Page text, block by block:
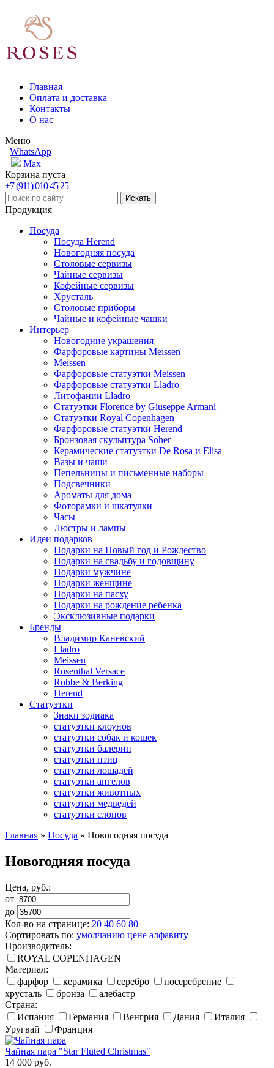
Главная
Оплата и доставка
Контакты
О нас
Меню
WhatsApp
Max
Корзина пуста
+7 (911) 010 45 25
Продукция
Посуда
Посуда Herend
Новогодняя посуда
Столовые сервизы
Чайные сервизы
Кофейные сервизы
Хрусталь
Столовые приборы
Чайные и кофейные чашки
Интерьер
Новогодние украшения
Фарфоровые картины Meissen
Meissen
Фарфоровые статуэтки Meissen
Фарфоровые статуэтки Lladro
Литофании Lladro
Статуэтки Florence by Giuseppe Armani
Статуэтки Royal Copenhagen
Фарфоровые статуэтки Herend
Бронзовая скульптура Soher
Керамические статуэтки De Rosa и Elisa
Вазы и чаши
Пепельницы и письменные наборы
Подсвечники
Ароматы для дома
Фоторамки и шкатулки
Часы
Люстры и лампы
Идеи подарков
Подарки на Новый год и Рождество
Подарки на свадьбу и годовщину
Подарки мужчине
Подарки женщине
Подарки на пасху
Подарки на рождение ребенка
Эксклюзивные подарки
Бренды
Владимир Каневский
Lladro
Meissen
Rosenthal Versace
Robbe & Berking
Herend
Статуэтки
Знаки зодиака
статуэтки клоунов
статуэтки собак и кошек
статуэтки балерин
статуэтки птиц
статуэтки лошадей
статуэтки ангелов
статуэтки животных
статуэтки медведей
статуэтки слонов
Главная » Посуда » Новогодняя посуда
Новогодняя посуда
Цена, руб.:
от
до
Кол-во на странице: 20 40 60 80
Сортировать по: умолчанию цене алфавиту
Производитель:
ROYAL COPENHAGEN
Материал:
фарфор
керамика серебро
посеребрение
хрусталь
бронза
алебастр
Страна:
Испания
Германия Венгрия Дания
Италия
Уругвай
Франция
Чайная пара "Star Fluted Christmas"
14 000 руб.